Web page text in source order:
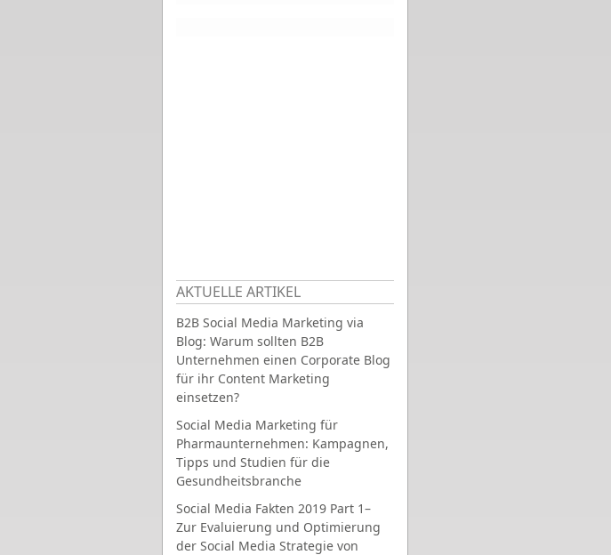
AKTUELLE ARTIKEL
B2B Social Media Marketing via
Blog: Warum sollten B2B
Unternehmen einen Corporate Blog
für ihr Content Marketing
einsetzen?
Social Media Marketing für
Pharmaunternehmen: Kampagnen,
Tipps und Studien für die
Gesundheitsbranche
Social Media Fakten 2019 Part 1–
Zur Evaluierung und Optimierung
der Social Media Strategie von